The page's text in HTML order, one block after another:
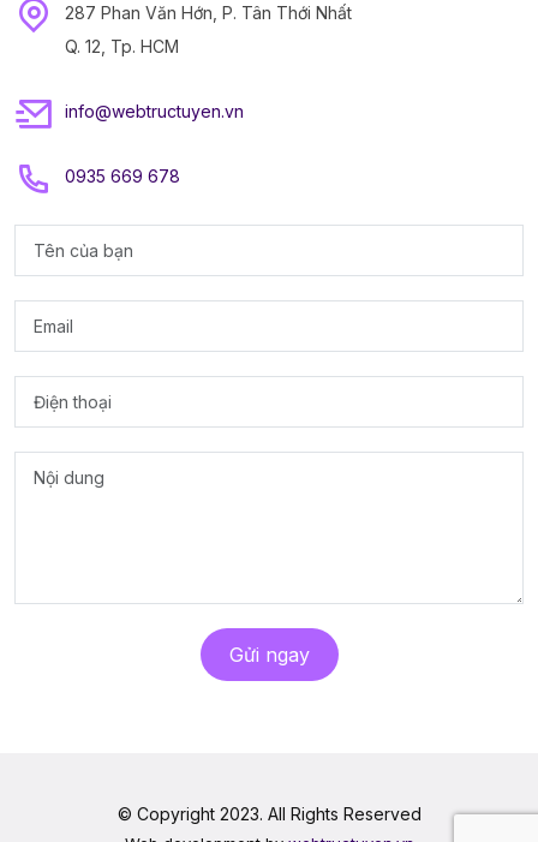
287 Phan Văn Hớn, P. Tân Thới Nhất
Q. 12, Tp. HCM
info@webtructuyen.vn
0935 669 678
Gửi ngay
© Copyright 2023. All Rights Reserved